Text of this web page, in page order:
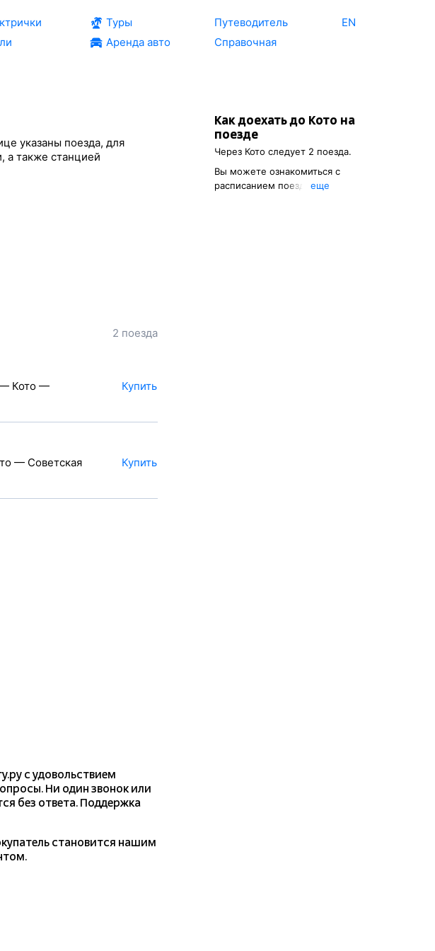
Туры
Аренда авто
Путеводитель
Справочная
EN
указаны поезда, для
а также станцией
2 поезда
— Кото —
Купить
— Советская
Купить
с удовольствием
Ни один звонок или
без ответа. Поддержка
становится нашим
Как доехать до Кото на
поезде
Через Кото следует 2 поезда.
Вы можете ознакомиться с
расписанием поездов, с
eще